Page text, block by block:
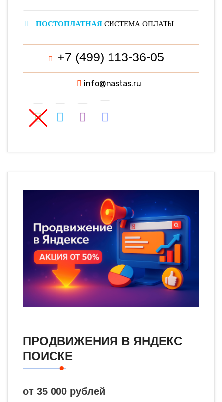
ПОСТОПЛАТНАЯ СИСТЕМА ОПЛАТЫ
+7 (499) 113-36-05
info@nastas.ru
ПРОДВИЖЕНИЯ В ЯНДЕКС
ПОИСКЕ
от 35 000 рублей